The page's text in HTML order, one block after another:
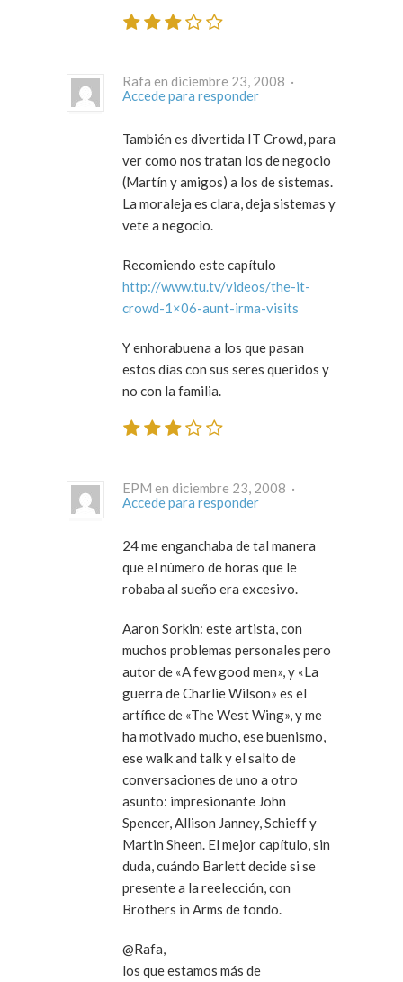
Rafa en diciembre 23, 2008 ·
Accede para responder
También es divertida IT Crowd, para
ver como nos tratan los de negocio
(Martín y amigos) a los de sistemas.
La moraleja es clara, deja sistemas y
vete a negocio.
Recomiendo este capítulo
http://www.tu.tv/videos/the-it-
crowd-1×06-aunt-irma-visits
Y enhorabuena a los que pasan
estos días con sus seres queridos y
no con la familia.
EPM en diciembre 23, 2008 ·
Accede para responder
24 me enganchaba de tal manera
que el número de horas que le
robaba al sueño era excesivo.
Aaron Sorkin: este artista, con
muchos problemas personales pero
autor de «A few good men», y «La
guerra de Charlie Wilson» es el
artífice de «The West Wing», y me
ha motivado mucho, ese buenismo,
ese walk and talk y el salto de
conversaciones de uno a otro
asunto: impresionante John
Spencer, Allison Janney, Schieff y
Martin Sheen. El mejor capítulo, sin
duda, cuándo Barlett decide si se
presente a la reelección, con
Brothers in Arms de fondo.
@Rafa,
los que estamos más de